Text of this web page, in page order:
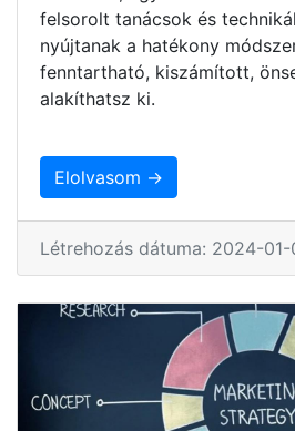
felsorolt tanácsok és
nyújtanak a hatékony
fenntartható, kiszámított,
alakíthatsz ki.
Elolvasom →
Létrehozás dátuma: 2024-